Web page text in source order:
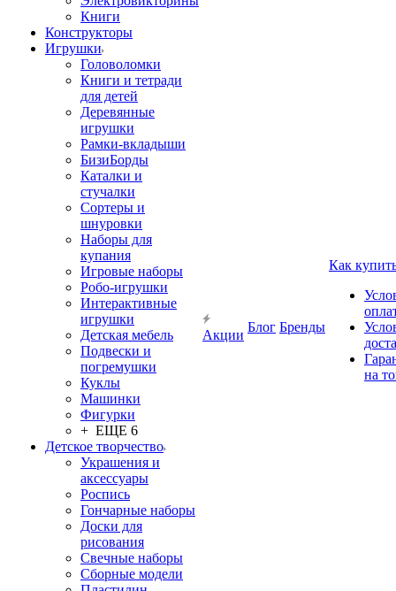
Книги
Конструкторы
Игрушки
Головоломки
Книги и тетради
для детей
Деревянные
игрушки
Рамки-вкладыши
БизиБорды
Каталки и
стучалки
Сортеры и
шнуровки
Наборы для
купания
Игровые наборы
Робо-игрушки
Интерактивные
игрушки
Детская мебель
Подвески и
погремушки
Куклы
Машинки
Фигурки
+ ЕЩЕ 6
Детское творчество
Украшения и
аксессуары
Роспись
Гончарные наборы
Доски для
рисования
Свечные наборы
Сборные модели
Акции
Блог Бренды
Как
на